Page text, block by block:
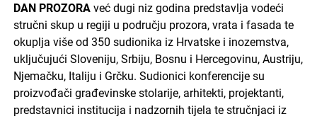
DAN PROZORAveć dugi niz godina predstavlja vodeći
stručni skup u regiji u području prozora, vrata i fasada te
okuplja više od 350 sudionika iz Hrvatske i inozemstva,
uključujući Sloveniju, Srbiju, Bosnu i Hercegovinu, Austriju,
Njemačku, Italiju i Grčku. Sudionici konferencije su
proizvođači građevinske stolarije, arhitekti, projektanti,
predstavnici institucija i nadzornih tijela te stručnjaci iz